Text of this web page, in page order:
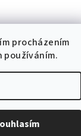
procházením
používáním.